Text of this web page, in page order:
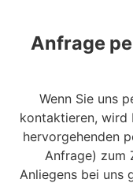
Anfrage
Wenn Sie uns
kontaktieren, wird
hervorgehenden
Anfrage) zum
Anliegens bei uns